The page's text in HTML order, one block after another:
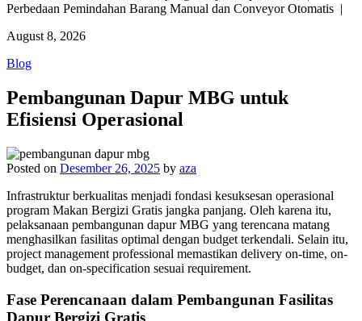
Perbedaan Pemindahan Barang Manual dan Conveyor Otomatis |
August 8, 2026
Blog
Pembangunan Dapur MBG untuk
Efisiensi Operasional
Posted on Desember 26, 2025 by aza
Infrastruktur berkualitas menjadi fondasi kesuksesan operasional
program Makan Bergizi Gratis jangka panjang. Oleh karena itu,
pelaksanaan pembangunan dapur MBG yang terencana matang
menghasilkan fasilitas optimal dengan budget terkendali. Selain itu,
project management professional memastikan delivery on-time, on-
budget, dan on-specification sesuai requirement.
Fase Perencanaan dalam Pembangunan Fasilitas
Dapur Bergizi Gratis